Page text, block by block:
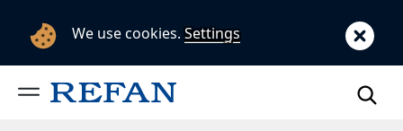
We use cookies.Settings